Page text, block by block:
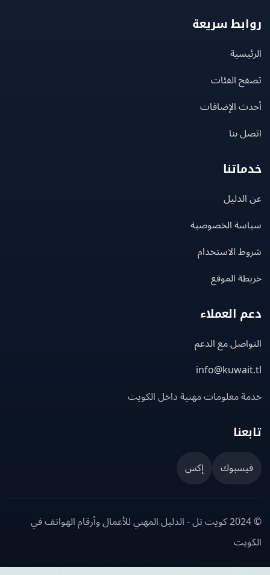
سريعة
الفئات
الإضافات
بنا
الخصوصية
الاستخدام
الموقع
العملاء
مع الدعم
معلومات مهنية داخل الكويت
إكس
© 2024 كويت تل - الدليل المهني للأعمال وأرقام الهواتف في